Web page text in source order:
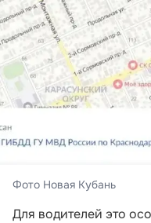
Фото Новая Кубань
Для водителей это